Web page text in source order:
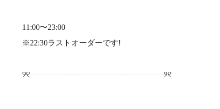
11:00〜23:00
※22:30ラストオーダーです!
୨୧┈┈┈┈┈┈┈┈┈┈┈┈┈┈┈┈┈୨୧